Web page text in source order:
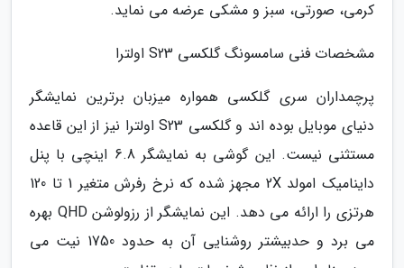
کرمی، صورتی، سبز و مشکی عرضه می نماید.
مشخصات فنی سامسونگ گلکسی S23 اولترا
پرچمداران سری گلکسی همواره میزبان برترین نمایشگر
دنیای موبایل بوده اند و گلکسی S23 اولترا نیز از این قاعده
مستثنی نیست. این گوشی به نمایشگر 6.8 اینچی با پنل
داینامیک امولد 2X مجهز شده که نرخ رفرش متغیر 1 تا 120
هرتزی را ارائه می دهد. این نمایشگر از رزولوشن QHD بهره
می برد و حدبیشتر روشنایی آن به حدود 1750 نیت می